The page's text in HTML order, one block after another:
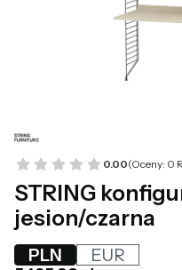
0.00(Oceny: 0
STRING
jesion/czarna
PLN
EUR